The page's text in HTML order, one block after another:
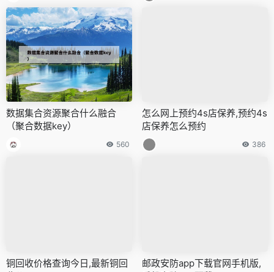
数据集合资源聚合什么融合
（聚合数据key）
560
怎么网上预约4s店保养,预约4s
店保养怎么预约
386
铜回收价格查询今日,最新铜回
邮政安防app下载官网手机版,